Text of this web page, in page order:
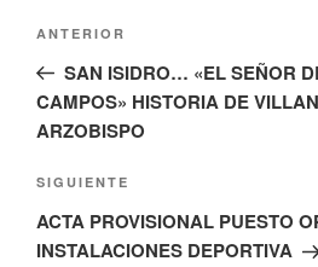
Navegación
entradas
Entrada
anterior:
ANTERIOR
SAN ISIDRO… «EL SEÑOR
CAMPOS» HISTORIA DE
ARZOBISPO
Siguiente
entrada
SIGUIENTE
ACTA PROVISIONAL PUESTO
INSTALACIONES DEPORTIVA